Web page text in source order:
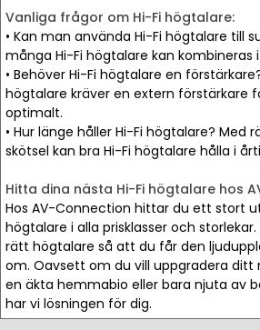
Vanliga frågor om Hi-Fi högtalare:
• Kan man använda Hi-Fi högtalare till
många Hi-Fi högtalare kan kombineras
• Behöver Hi-Fi högtalare en
högtalare kräver en extern förstärkare
optimalt.
• Hur länge håller Hi-Fi högtalare? Med
skötsel kan bra Hi-Fi högtalare hålla i
Hitta dina nästa Hi-Fi högtalare hos
Hos AV-Connection hittar du ett stort
högtalare i alla prisklasser och
rätt högtalare så att du får den
om. Oavsett om du vill uppgradera ditt
en äkta hemmabio eller bara njuta av
har vi lösningen för dig.